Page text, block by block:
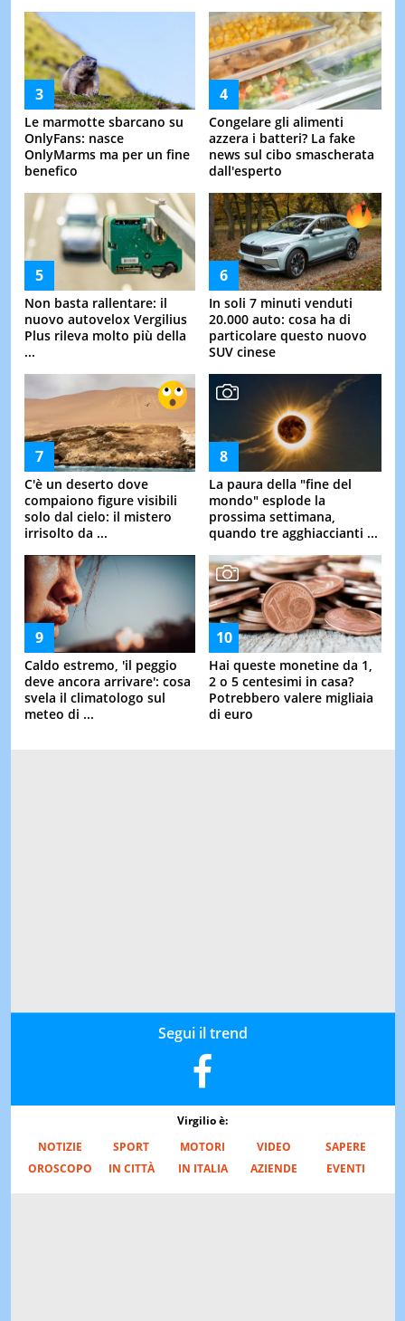
Le marmotte sbarcano su
OnlyFans: nasce
OnlyMarms ma per un fine
benefico
Congelare gli alimenti
azzera i batteri? La fake
news sul cibo smascherata
dall'esperto
Non basta rallentare: il
nuovo autovelox Vergilius
Plus rileva molto più della
...
In soli 7 minuti venduti
20.000 auto: cosa ha di
particolare questo nuovo
SUV cinese
C'è un deserto dove
compaiono figure visibili
solo dal cielo: il mistero
irrisolto da ...
La paura della "fine del
mondo" esplode la
prossima settimana,
quando tre agghiaccianti ...
Caldo estremo, 'il peggio
deve ancora arrivare': cosa
svela il climatologo sul
meteo di ...
Hai queste monetine da 1,
2 o 5 centesimi in casa?
Potrebbero valere migliaia
di euro
Segui il trend
Virgilio è:
NOTIZIE
SPORT MOTORI VIDEO
SAPERE
OROSCOPO
IN CITTÀ IN ITALIA AZIENDE EVENTI